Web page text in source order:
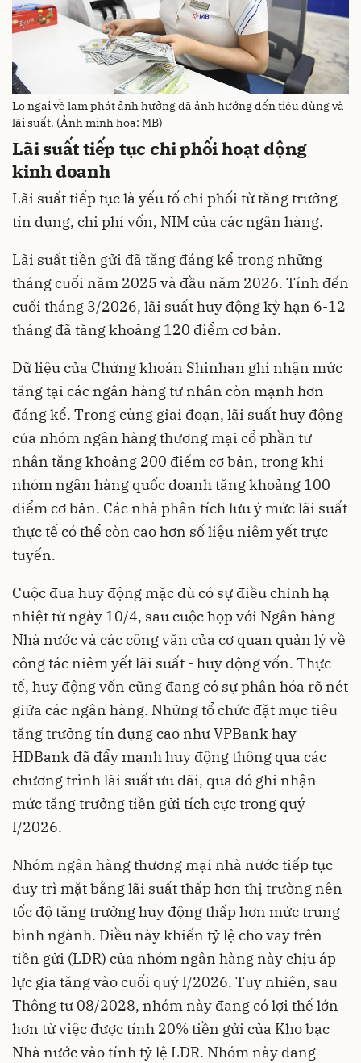
Lo ngại về lạm phát ảnh hưởng đã ảnh hướng đến tiêu dùng và
lãi suất. (Ảnh minh họa: MB)
Lãi suất tiếp tục chi phối hoạt động
kinh doanh
Lãi suất tiếp tục là yếu tố chi phối từ tăng trưởng
tín dụng, chi phí vốn, NIM của các ngân hàng.
Lãi suất tiền gửi đã tăng đáng kể trong những
tháng cuối năm 2025 và đầu năm 2026. Tính đến
cuối tháng 3/2026, lãi suất huy động kỳ hạn 6-12
tháng đã tăng khoảng 120 điểm cơ bản.
Dữ liệu của Chứng khoán Shinhan ghi nhận mức
tăng tại các ngân hàng tư nhân còn mạnh hơn
đáng kể. Trong cùng giai đoạn, lãi suất huy động
của nhóm ngân hàng thương mại cổ phần tư
nhân tăng khoảng 200 điểm cơ bản, trong khi
nhóm ngân hàng quốc doanh tăng khoảng 100
điểm cơ bản. Các nhà phân tích lưu ý mức lãi suất
thực tế có thể còn cao hơn số liệu niêm yết trực
tuyến.
Cuộc đua huy động mặc dù có sự điều chỉnh hạ
nhiệt từ ngày 10/4, sau cuộc họp với Ngân hàng
Nhà nước và các công văn của cơ quan quản lý về
công tác niêm yết lãi suất - huy động vốn. Thực
tế, huy động vốn cũng đang có sự phân hóa rõ nét
giữa các ngân hàng. Những tổ chức đặt mục tiêu
tăng trưởng tín dụng cao như VPBank hay
HDBank đã đẩy mạnh huy động thông qua các
chương trình lãi suất ưu đãi, qua đó ghi nhận
mức tăng trưởng tiền gửi tích cực trong quý
I/2026.
Nhóm ngân hàng thương mại nhà nước tiếp tục
duy trì mặt bằng lãi suất thấp hơn thị trường nên
tốc độ tăng trưởng huy động thấp hơn mức trung
bình ngành. Điều này khiến tỷ lệ cho vay trên
tiền gửi (LDR) của nhóm ngân hàng này chịu áp
lực gia tăng vào cuối quý I/2026. Tuy nhiên, sau
Thông tư 08/2028, nhóm này đang có lợi thế lớn
hơn từ việc được tính 20% tiền gửi của Kho bạc
Nhà nước vào tính tỷ lệ LDR. Nhóm này đang